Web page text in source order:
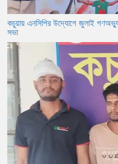
কচুয়ায় এনসিপির উদ্যোগে জুলাই
সভা